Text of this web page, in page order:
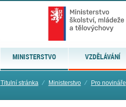
MINISTERSTVO VZDĚLÁVÁNÍ
Titulní stránka ⁄ Ministerstvo ⁄ Pro novináře